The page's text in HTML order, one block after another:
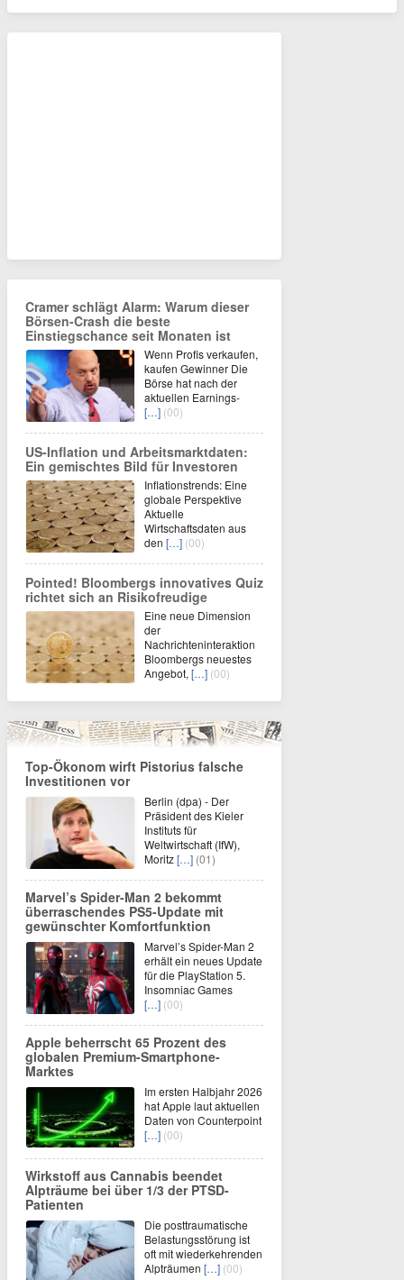
Cramer schlägt Alarm: Warum dieser
Börsen-Crash die beste
Einstiegschance seit Monaten ist
Wenn Profis verkaufen,
kaufen Gewinner Die
Börse hat nach der
aktuellen Earnings-
[…] (00)
US-Inflation und Arbeitsmarktdaten:
Ein gemischtes Bild für Investoren
Inflationstrends: Eine
globale Perspektive
Aktuelle
Wirtschaftsdaten aus
den […] (00)
Pointed! Bloombergs innovatives Quiz
richtet sich an Risikofreudige
Eine neue Dimension
der
Nachrichteninteraktion
Bloombergs neuestes
Angebot, […] (00)
Top-Ökonom wirft Pistorius falsche
Investitionen vor
Berlin (dpa) - Der
Präsident des Kieler
Instituts für
Weltwirtschaft (IfW),
Moritz[…] (01)
Marvel’s Spider-Man 2 bekommt
überraschendes PS5-Update mit
gewünschter Komfortfunktion
Marvel’s Spider-Man 2
erhält ein neues Update
für die PlayStation 5.
Insomniac Games
[…] (00)
Apple beherrscht 65 Prozent des
globalen Premium-Smartphone-
Marktes
Im ersten Halbjahr 2026
hat Apple laut aktuellen
Daten von Counterpoint
[…] (00)
Wirkstoff aus Cannabis beendet
Alpträume bei über 1/3 der PTSD-
Patienten
Die posttraumatische
Belastungsstörung ist
oft mit wiederkehrenden
Alpträumen […] (00)